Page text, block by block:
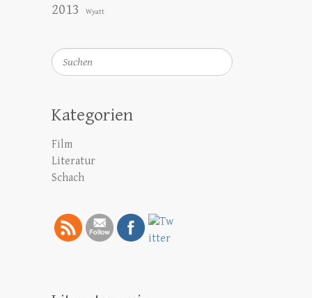
2013
Wyatt
Suchen
Kategorien
Film
Literatur
Schach